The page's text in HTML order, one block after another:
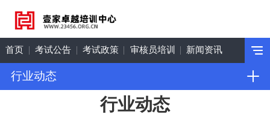
首页 考试公告 考试政策 审核员培训 新闻资讯
行业动态
行业动态